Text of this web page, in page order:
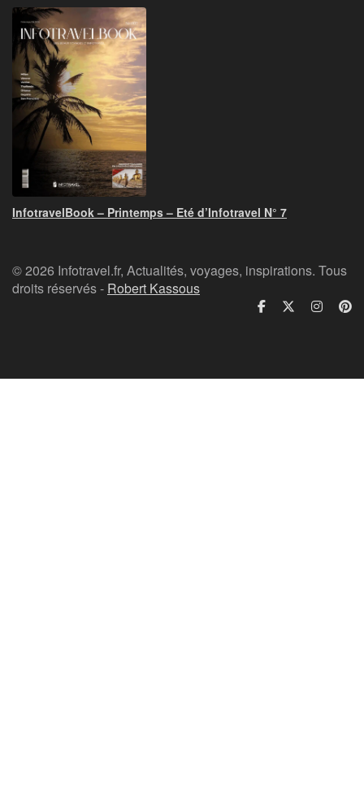
InfotravelBook – Printemps – Eté d’Infotravel N° 7
© 2026 Infotravel.fr, Actualités, voyages, inspirations. Tous
droits réservés - Robert Kassous